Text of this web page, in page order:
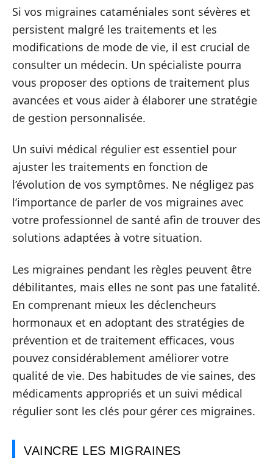
Si vos migraines cataméniales sont sévères et
persistent malgré les traitements et les
modifications de mode de vie, il est crucial de
consulter un médecin. Un spécialiste pourra
vous proposer des options de traitement plus
avancées et vous aider à élaborer une stratégie
de gestion personnalisée.
Un suivi médical régulier est essentiel pour
ajuster les traitements en fonction de
l’évolution de vos symptômes. Ne négligez pas
l’importance de parler de vos migraines avec
votre professionnel de santé afin de trouver des
solutions adaptées à votre situation.
Les migraines pendant les règles peuvent être
débilitantes, mais elles ne sont pas une fatalité.
En comprenant mieux les déclencheurs
hormonaux et en adoptant des stratégies de
prévention et de traitement efficaces, vous
pouvez considérablement améliorer votre
qualité de vie. Des habitudes de vie saines, des
médicaments appropriés et un suivi médical
régulier sont les clés pour gérer ces migraines.
VAINCRE LES MIGRAINES